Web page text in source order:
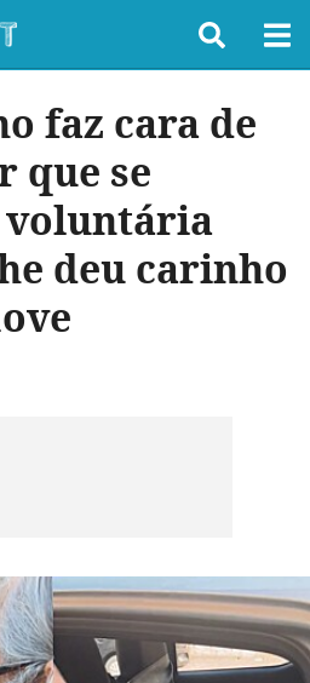
faz cara de
que se
voluntária
deu carinho